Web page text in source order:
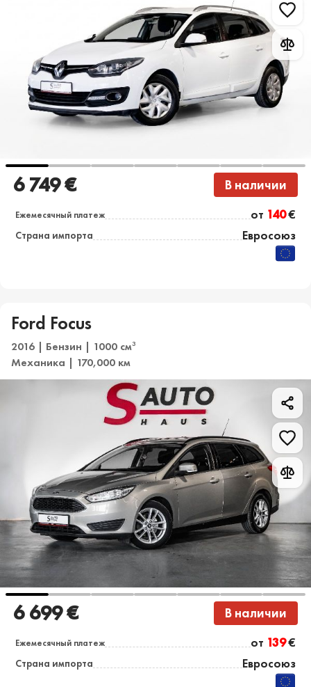
6 749 € В наличии
Ежемесячный платеж от 140€
Страна импорта Евросоюз
Ford Focus
2016 | Бензин | 1000 см3
Механика | 170,000 км
6 699 € В наличии
Ежемесячный платеж от 139€
Страна импорта Евросоюз